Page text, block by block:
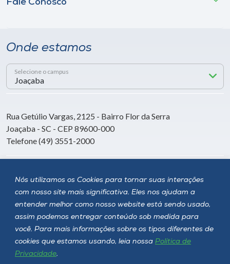
Nós utilizamos os Cookies para tornar suas interações
com nosso site mais significativa. Eles nos ajudam a
entender melhor como nosso website está sendo usado,
assim podemos entregar conteúdo sob medida para
você. Para mais informações sobre os tipos diferentes de
cookies que estamos usando, leia nossa Política de
Privacidade.
Fale Conosco
Onde estamos
Selecione o campus
Rua Getúlio Vargas, 2125 - Bairro Flor da Serra
Joaçaba - SC - CEP 89600-000
Telefone (49) 3551-2000
Siga a Unoesc